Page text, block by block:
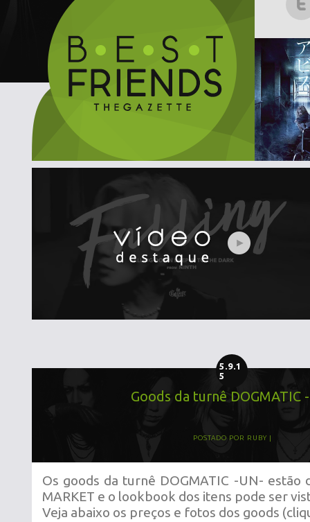
5.9.1
5
Goods da turnê DOGMATIC
POSTADO POR RUBY
Os goods da turnê DOGMATIC -UN- estão
MARKET e o lookbook dos itens pode ser
Veja abaixo os preços e fotos dos goods